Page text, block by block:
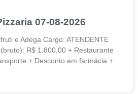
07-08-2026
e Adega Cargo: ATENDENTE
R$ 1.800,00 + Restaurante
+ Desconto em farmácia +